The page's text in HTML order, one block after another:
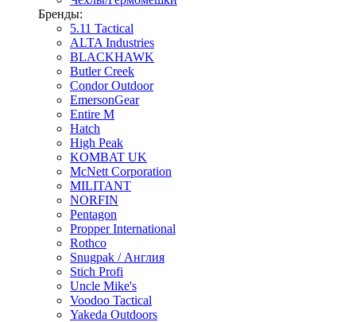
Бренды:
5.11 Tactical
ALTA Industries
BLACKHAWK
Butler Creek
Condor Outdoor
EmersonGear
Entire M
Hatch
High Peak
KOMBAT UK
McNett Corporation
MILITANT
NORFIN
Pentagon
Propper International
Rothco
Snugpak / Англия
Stich Profi
Uncle Mike's
Voodoo Tactical
Yakeda Outdoors